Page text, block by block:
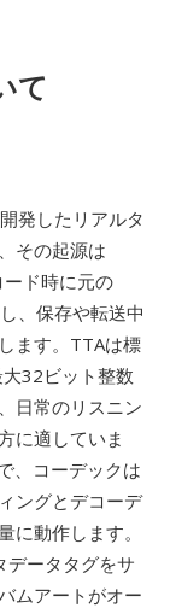
て
発したリアルタ
その起源は
ド時に元の
、保存や転送中
ます。TTAは標
32ビット整数
日常のリスニン
に適していま
、コーデックは
ングとデコーデ
に動作します。
ータタグをサ
ムアートがオー